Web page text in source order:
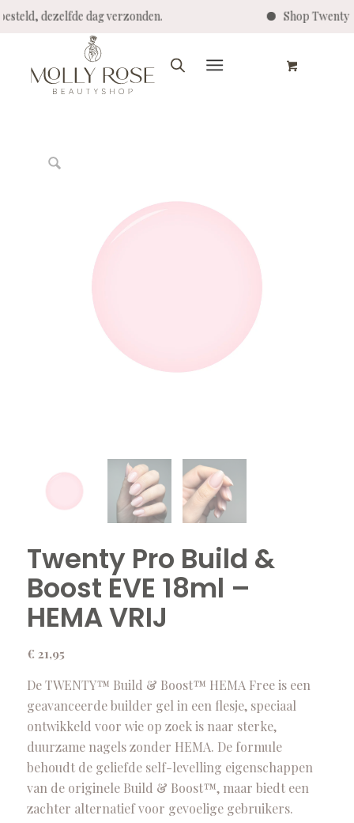
dezelfde dag verzonden. Shop Twenty
Twenty Pro Build &
Boost EVE 18ml –
HEMA VRIJ
€ 21,95
De TWENTY™ Build & Boost™ HEMA Free is een
geavanceerde builder gel in een flesje, speciaal
ontwikkeld voor wie op zoek is naar sterke,
duurzame nagels zonder HEMA. De formule
behoudt de geliefde self-levelling eigenschappen
van de originele Build & Boost™, maar biedt een
zachter alternatief voor gevoelige gebruikers.